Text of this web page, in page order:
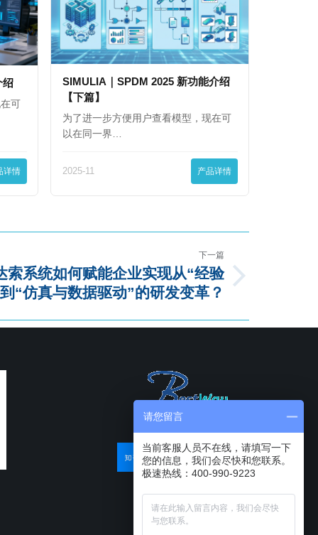
绍
可
详情
SIMULIA｜SPDM 2025 新功能介绍
【下篇】
为了进一步方便用户查看模型，现在可
以在同一界…
2025-11 产品详情
下一篇
索系统如何赋能企业实现从“经验
“仿真与数据驱动”的研发变革？
请您留言
当前客服人员不在线，请填写一下
您的信息，我们会尽快和您联系。
极速热线：400-990-9223